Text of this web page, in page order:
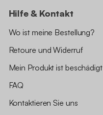
Hilfe & Kontakt
Wo ist meine Bestellung?
Retoure und Widerruf
Mein Produkt ist beschädigt
FAQ
Kontaktieren Sie uns